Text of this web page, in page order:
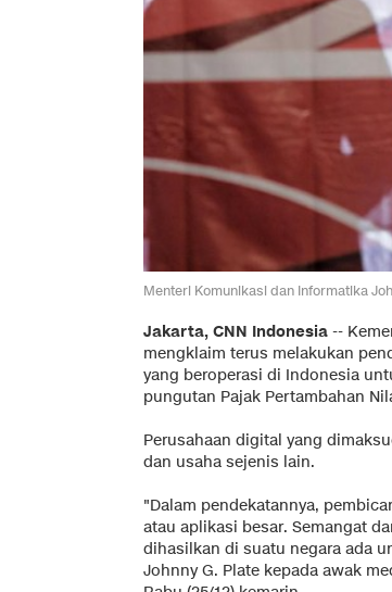
Menteri Komunikasi dan Informatika
Jakarta, CNN Indonesia --
mengklaim terus melakukan
yang beroperasi di Indonesia
pungutan Pajak Pertambahan
Perusahaan digital yang
dan usaha sejenis lain.
"Dalam pendekatannya,
atau aplikasi besar. Semangat
dihasilkan di suatu negara ada
Johnny G. Plate kepada awak